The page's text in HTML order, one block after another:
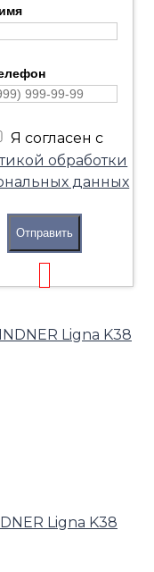
Я согласен с
обработки
данных
Отправить
Ligna K38